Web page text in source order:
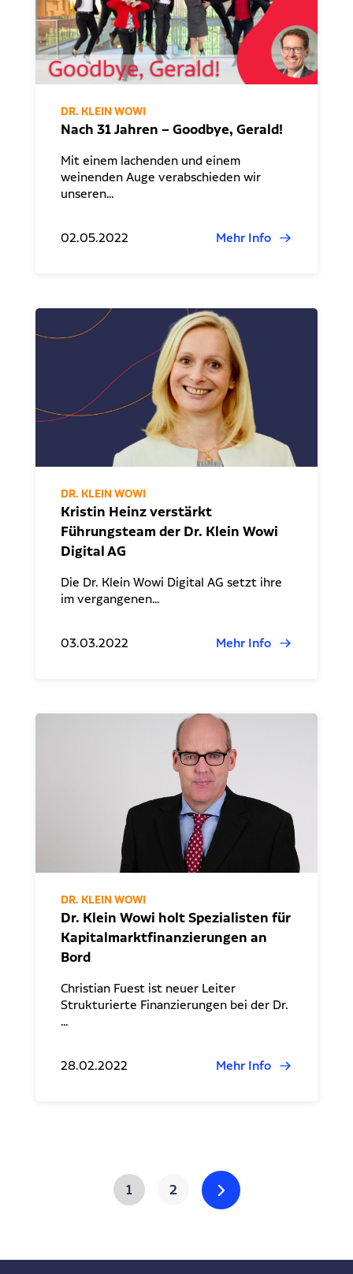
DR. KLEIN WOWI
Nach 31 Jahren – Goodbye, Gerald!
Mit einem lachenden und einem
weinenden Auge verabschieden wir
unseren…
02.05.2022 Mehr Info
DR. KLEIN WOWI
Kristin Heinz verstärkt
Führungsteam der Dr. Klein Wowi
Digital AG
Die Dr. Klein Wowi Digital AG setzt ihre
im vergangenen…
03.03.2022 Mehr Info
DR. KLEIN WOWI
Dr. Klein Wowi holt Spezialisten für
Kapitalmarktfinanzierungen an
Bord
Christian Fuest ist neuer Leiter
Strukturierte Finanzierungen bei der Dr.
…
28.02.2022 Mehr Info
1 2